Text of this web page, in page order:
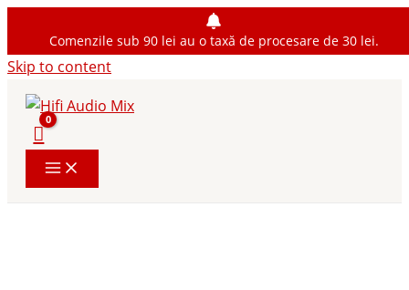
Comenzile sub 90 lei au o taxă de procesare de 30 lei.
Skip to content